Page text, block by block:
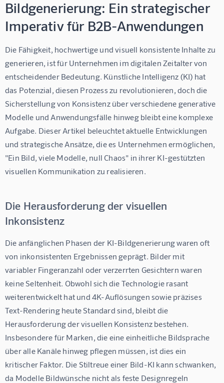
Bildgenerierung: Ein strategischer
Imperativ für B2B-Anwendungen
Die Fähigkeit, hochwertige und visuell konsistente Inhalte zu
generieren, ist für Unternehmen im digitalen Zeitalter von
entscheidender Bedeutung. Künstliche Intelligenz (KI) hat
das Potenzial, diesen Prozess zu revolutionieren, doch die
Sicherstellung von Konsistenz über verschiedene generative
Modelle und Anwendungsfälle hinweg bleibt eine komplexe
Aufgabe. Dieser Artikel beleuchtet aktuelle Entwicklungen
und strategische Ansätze, die es Unternehmen ermöglichen,
"Ein Bild, viele Modelle, null Chaos" in ihrer KI-gestützten
visuellen Kommunikation zu realisieren.
Die Herausforderung der visuellen
Inkonsistenz
Die anfänglichen Phasen der KI-Bildgenerierung waren oft
von inkonsistenten Ergebnissen geprägt. Bilder mit
variabler Fingeranzahl oder verzerrten Gesichtern waren
keine Seltenheit. Obwohl sich die Technologie rasant
weiterentwickelt hat und 4K-Auflösungen sowie präzises
Text-Rendering heute Standard sind, bleibt die
Herausforderung der visuellen Konsistenz bestehen.
Insbesondere für Marken, die eine einheitliche Bildsprache
über alle Kanäle hinweg pflegen müssen, ist dies ein
kritischer Faktor. Die Stiltreue einer Bild-KI kann schwanken,
da Modelle Bildwünsche nicht als feste Designregeln